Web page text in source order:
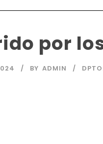
por
BY ADMIN